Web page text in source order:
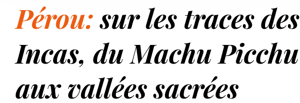
Pérou:sur les traces des
Incas, du Machu Picchu
aux vallées sacrées